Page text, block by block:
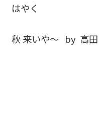
はやく
秋 来いや～ by 高田